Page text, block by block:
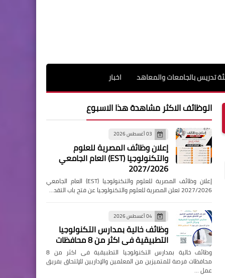
تدريس بالجامعات والمعاهد اخبار
الوظائف الاكثر مشاهدة هذا الاسبوع
03 أغسطس 2026
إعلان وظائف المصرية للعلوم
والتكنولوجيا (EST) العام الجامعي
2027/2026
إعلان وظائف المصرية للعلوم والتكنولوجيا (EST) العام الجامعي
2027/2026 تعلن المصرية للعلوم والتكنولوجيا عن فتح باب التقد…
04 أغسطس 2026
وظائف خالية بمدارس التكنولوجيا
التطبيقية فى اكثر من 8 محافظات
وظائف خالية بمدارس التكنولوجيا التطبيقية فى اكثر من 8
محافظات فرصة للمتميزين من المعلمين والإداريين للإلتحاق بفريق
عمل …